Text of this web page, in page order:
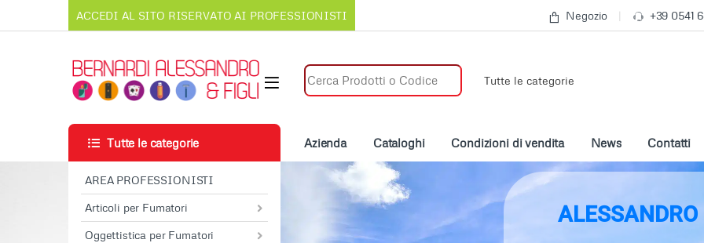
Vai alla navigazione
Vai al contenutoACCEDI AL SITO RISERVATO AI PROFESSIONISTI Negozio +39 0541
Cerca per:
Tutte le categorie
AREA PROFESSIONISTI
Articoli per Fumatori
Oggettistica per Fumatori
Azienda Cataloghi Condizioni di vendita News Contatti